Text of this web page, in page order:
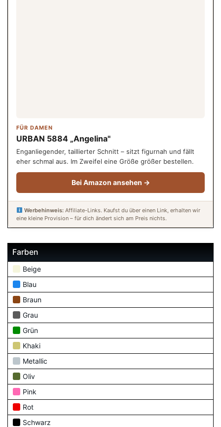
FÜR DAMEN
URBAN 5884 „Angelina"
Enganliegender, taillierter Schnitt – sitzt figurnah und fällt
eher schmal aus. Im Zweifel eine Größe größer bestellen.
Bei Amazon ansehen →
Werbehinweis:Affiliate-Links. Kaufst du über einen Link, erhalten wir
eine kleine Provision – für dich ändert sich am Preis nichts.
Farben
Beige
Blau
Braun
Grau
Grün
Khaki
Metallic
Oliv
Pink
Rot
Schwarz